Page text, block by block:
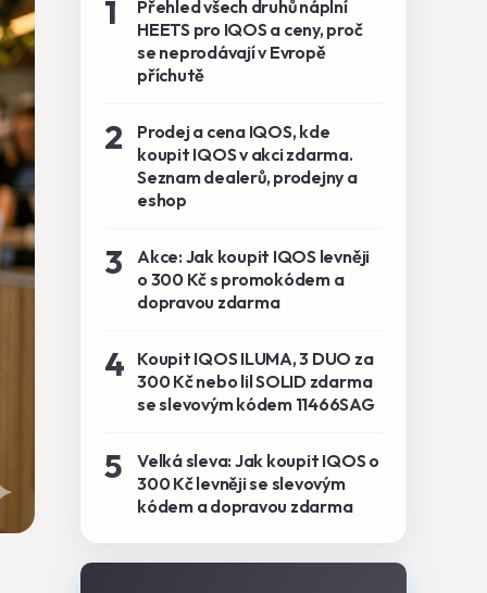
1
Přehled všech druhů náplní
HEETS pro IQOS a ceny, proč
se neprodávají v Evropě
příchutě
2
Prodej a cena IQOS, kde
koupit IQOS v akci zdarma.
Seznam dealerů, prodejny a
eshop
3
Akce: Jak koupit IQOS levněji
o 300 Kč s promokódem a
dopravou zdarma
4
Koupit IQOS ILUMA, 3 DUO za
300 Kč nebo lil SOLID zdarma
se slevovým kódem 11466SAG
5
Velká sleva: Jak koupit IQOS o
300 Kč levněji se slevovým
kódem a dopravou zdarma